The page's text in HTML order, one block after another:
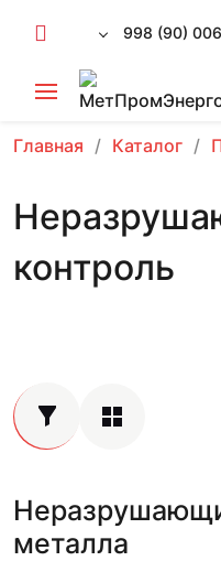
998 (90)
Главная Каталог
контроль
металла